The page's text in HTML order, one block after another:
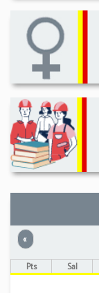
« Önceki
Pts Sal